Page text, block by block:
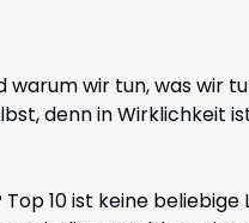
wir tun, was wir
denn in Wirklichkeit
10 ist keine beliebige